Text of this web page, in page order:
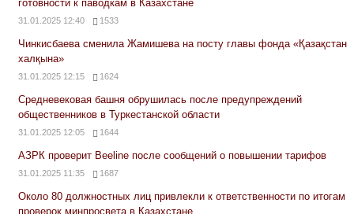
готовности к паводкам в Казахстане
31.01.2025 12:40 1533
Чинкисбаева сменила Жамишева на посту главы фонда «Қазақстан
халқына»
31.01.2025 12:15 1624
Средневековая башня обрушилась после предупреждений
общественников в Туркестанской области
31.01.2025 12:05 1644
АЗРК проверит Beeline после сообщений о повышении тарифов
31.01.2025 11:35 1687
Около 80 должностных лиц привлекли к ответственности по итогам
проверок минпросвета в Казахстане